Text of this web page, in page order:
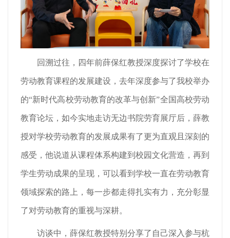
回溯过往，四年前薛保红教授深度探讨了学校在
劳动教育课程的发展建设，去年深度参与了我校举办
的“新时代高校劳动教育的改革与创新”全国高校劳动
教育论坛，如今实地走访无边书院劳育展厅后，薛教
授对学校劳动教育的发展成果有了更为直观且深刻的
感受，他说道从课程体系构建到校园文化营造，再到
学生劳动成果的呈现，可以看到学校一直在劳动教育
领域探索的路上，每一步都走得扎实有力，充分彰显
了对劳动教育的重视与深耕。
访谈中，薛保红教授特别分享了自己深入参与杭